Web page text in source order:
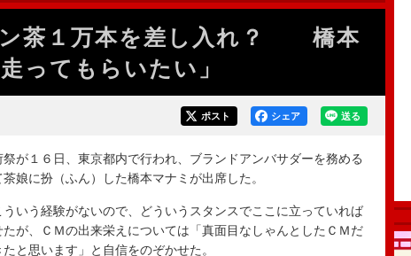
ン茶１万本を差し入れ？ 橋本
ってもらいたい」
送る
シェア
ポスト
１６日、東京都内で行われ、ブランドアンバサダーを務める
娘に扮（ふん）した橋本マナミが出席した。
いう経験がないので、どういうスタンスでここに立っていれば
が、ＣＭの出来栄えについては「真面目なしゃんとしたＣＭだ
と思います」と自信をのぞかせた。